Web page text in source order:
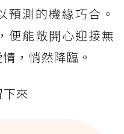
預測的機緣巧合。
便能敞開心迎接無
，悄然降臨。
來